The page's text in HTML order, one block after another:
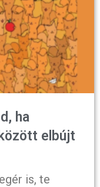
ha
elbújt
is, te